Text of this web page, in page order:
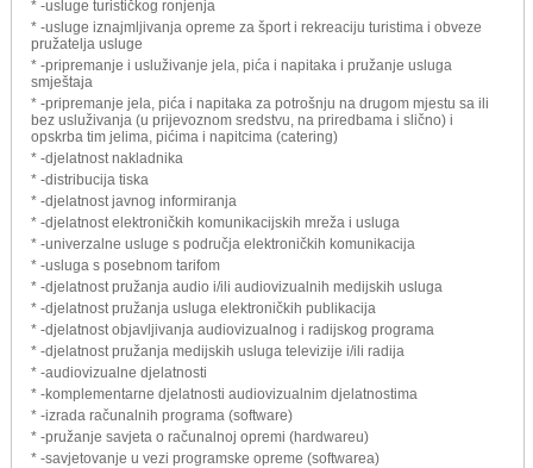
* -usluge turističkog ronjenja
* -usluge iznajmljivanja opreme za šport i rekreaciju turistima i obveze
pružatelja usluge
* -pripremanje i usluživanje jela, pića i napitaka i pružanje usluga
smještaja
* -pripremanje jela, pića i napitaka za potrošnju na drugom mjestu sa ili
bez usluživanja (u prijevoznom sredstvu, na priredbama i slično) i
opskrba tim jelima, pićima i napitcima (catering)
* -djelatnost nakladnika
* -distribucija tiska
* -djelatnost javnog informiranja
* -djelatnost elektroničkih komunikacijskih mreža i usluga
* -univerzalne usluge s područja elektroničkih komunikacija
* -usluga s posebnom tarifom
* -djelatnost pružanja audio i/ili audiovizualnih medijskih usluga
* -djelatnost pružanja usluga elektroničkih publikacija
* -djelatnost objavljivanja audiovizualnog i radijskog programa
* -djelatnost pružanja medijskih usluga televizije i/ili radija
* -audiovizualne djelatnosti
* -komplementarne djelatnosti audiovizualnim djelatnostima
* -izrada računalnih programa (software)
* -pružanje savjeta o računalnoj opremi (hardwareu)
* -savjetovanje u vezi programske opreme (softwarea)